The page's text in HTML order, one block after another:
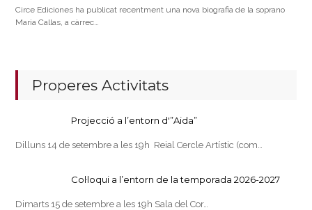
Circe Ediciones ha publicat recentment una nova biografia de la soprano
Maria Callas, a càrrec…
Properes Activitats
Projecció a l’entorn d'”Aida”
Dilluns 14 de setembre a les 19h Reial Cercle Artístic (com…
Col·loqui a l’entorn de la temporada 2026-2027
Dimarts 15 de setembre a les 19h Sala del Cor…